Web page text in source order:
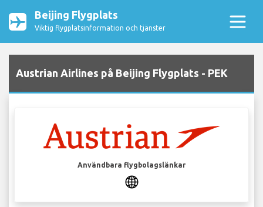
Beijing Flygplats
Viktig flygplatsinformation och tjänster
Austrian Airlines på Beijing Flygplats - PEK
Användbara flygbolagslänkar